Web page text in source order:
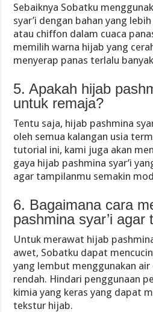
Sebaiknya Sobatku
syar’i dengan bahan yang
atau chiffon dalam cuaca
memilih warna hijab yang
menyerap panas terlalu
5. Apakah hijab
untuk remaja?
Tentu saja, hijab pashmina
oleh semua kalangan usia
tutorial ini, kami juga akan
gaya hijab pashmina syar’i
agar tampilanmu semakin
6. Bagaimana cara
pashmina syar’i agar
Untuk merawat hijab
awet, Sobatku dapat
yang lembut menggunakan air
rendah. Hindari penggunaan
kimia yang keras yang dapat
tekstur hijab.